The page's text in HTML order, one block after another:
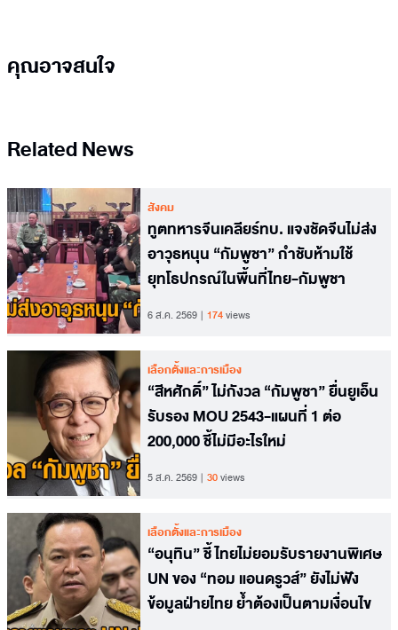
คุณอาจสนใจ
Related News
สังคม
ทูตทหารจีนเคลียร์ทบ. แจงชัดจีนไม่ส่ง
อาวุธหนุน “กัมพูชา” กำชับห้ามใช้
ยุทโธปกรณ์ในพื้นที่ไทย-กัมพูชา
6 ส.ค. 2569 174views
เลือกตั้งและการเมือง
“สีหศักดิ์” ไม่กังวล “กัมพูชา” ยื่นยูเอ็น
รับรอง MOU 2543-แผนที่ 1 ต่อ
200,000 ชี้ไม่มีอะไรใหม่
5 ส.ค. 2569 30views
เลือกตั้งและการเมือง
“อนุทิน” ชี้ ไทยไม่ยอมรับรายงานพิเศษ
UN ของ “ทอม แอนดรูวส์” ยังไม่ฟัง
ข้อมูลฝ่ายไทย ย้ำต้องเป็นตามเงื่อนไข